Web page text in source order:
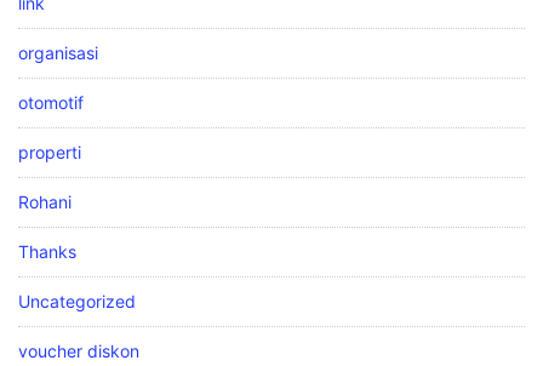
organisasi
otomotif
properti
Rohani
Thanks
Uncategorized
voucher diskon